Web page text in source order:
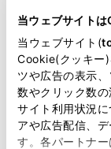
当ウェブサイト
当ウェブサイト(
Cookie(クッキー)
ツや広告の表示
数やクリック数
サイト利用状況
アや広告配信、
す。各パートナ
静岡県
愛知県
三重県